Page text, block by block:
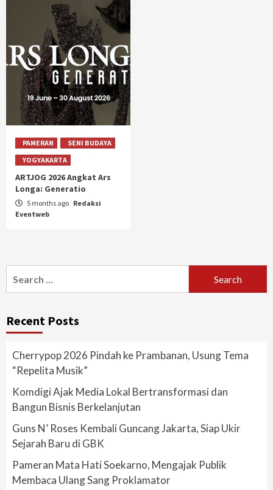
PAMERAN
SENI BUDAYA
YOGYAKARTA
ARTJOG 2026 Angkat Ars
Longa: Generatio
5 months ago Redaksi
Eventweb
for:
Recent Posts
Cherrypop 2026 Pindah ke Prambanan, Usung Tema
“Repelita Musik”
Komdigi Ajak Media Lokal Bertransformasi dan
Bangun Bisnis Berkelanjutan
Guns N’ Roses Kembali Guncang Jakarta, Siap Ukir
Sejarah Baru di GBK
Pameran Mata Hati Soekarno, Mengajak Publik
Membaca Ulang Sang Proklamator